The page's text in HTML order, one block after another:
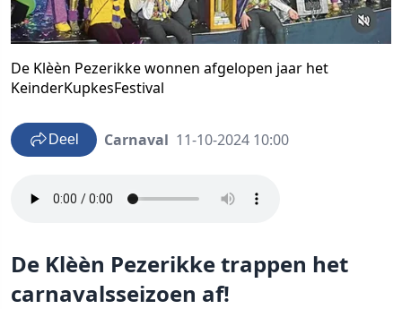
De Klèèn Pezerikke wonnen afgelopen jaar het
KeinderKupkesFestival
Deel Carnaval 11-10-2024 10:00
De Klèèn Pezerikke trappen het
carnavalsseizoen af!